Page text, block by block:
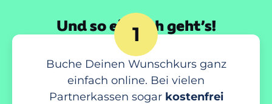
Und so einfach geht’s!
1
Buche Deinen Wunschkurs ganz
einfach online. Bei vielen
Partnerkassen sogar kostenfrei